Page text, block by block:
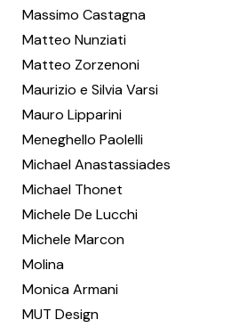
Massimo Castagna
Matteo Nunziati
Matteo Zorzenoni
Maurizio e Silvia Varsi
Mauro Lipparini
Meneghello Paolelli
Michael Anastassiades
Michael Thonet
Michele De Lucchi
Michele Marcon
Molina
Monica Armani
MUT Design